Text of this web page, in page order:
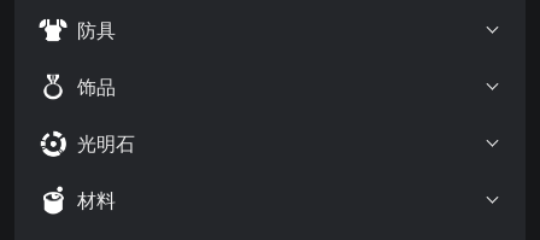
防具
饰品
光明石
材料